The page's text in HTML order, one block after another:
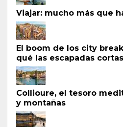
Viajar: mucho más que
El boom de los city
qué las escapadas
Collioure, el tesoro
y montañas